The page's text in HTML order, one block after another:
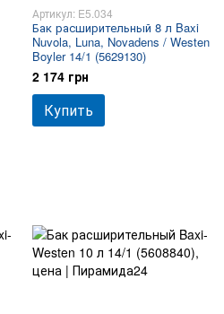
Артикул: E5.034
Бак расширительный 8 л Baxi
Nuvola, Luna, Novadens / Westen
Boyler 14/1 (5629130)
2 174 грн
Купить